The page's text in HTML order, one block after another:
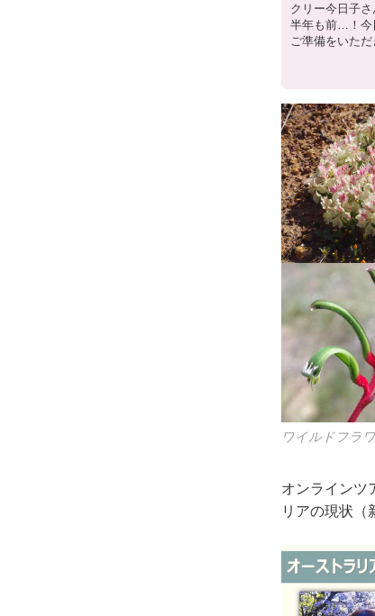
クリー今日子
半年も前…！今
ご準備をいただ
ワイルドフラ
オンラインツ
リアの現状（